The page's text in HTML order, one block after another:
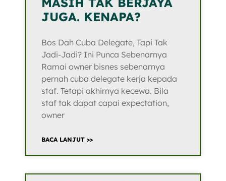
JUGA. KENAPA?
Bos Dah Cuba Delegate, Tapi Tak
Jadi-Jadi? Ini Punca Sebenarnya
Ramai owner bisnes sebenarnya
pernah cuba delegate kerja kepada
staf. Tetapi akhirnya kecewa. Bila
staf tak dapat capai expectation,
owner
BACA LANJUT >>